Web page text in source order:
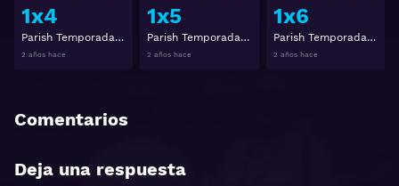
1x4
Parish Temporada 1 Capítulo 4
2 años hace
1x5
Parish Temporada 1 Capítulo 5
2 años hace
1x6
Parish Temporada 1 Capítulo 6
2 años hace
Comentarios
Deja una respuesta